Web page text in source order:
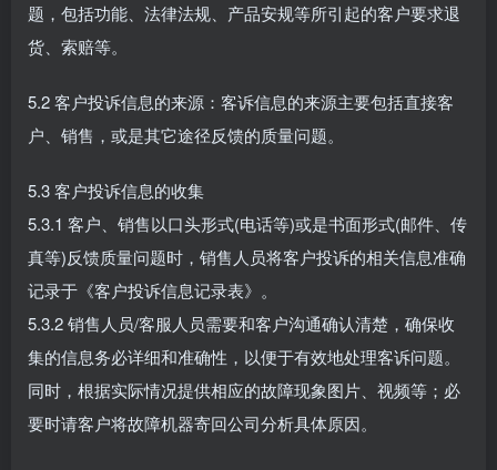
题，包括功能、法律法规、产品安规等所引起的客户要求退
货、索赔等。
5.2 客户投诉信息的来源：客诉信息的来源主要包括直接客
户、销售，或是其它途径反馈的质量问题。
5.3 客户投诉信息的收集
5.3.1 客户、销售以口头形式(电话等)或是书面形式(邮件、传
真等)反馈质量问题时，销售人员将客户投诉的相关信息准确
记录于《客户投诉信息记录表》。
5.3.2 销售人员/客服人员需要和客户沟通确认清楚，确保收
集的信息务必详细和准确性，以便于有效地处理客诉问题。
同时，根据实际情况提供相应的故障现象图片、视频等；必
要时请客户将故障机器寄回公司分析具体原因。